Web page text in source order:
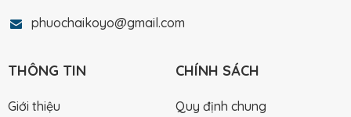
phuochaikoyo@gmail.com
THÔNG TIN
Giới thiệu
CHÍNH SÁCH
Quy định chung